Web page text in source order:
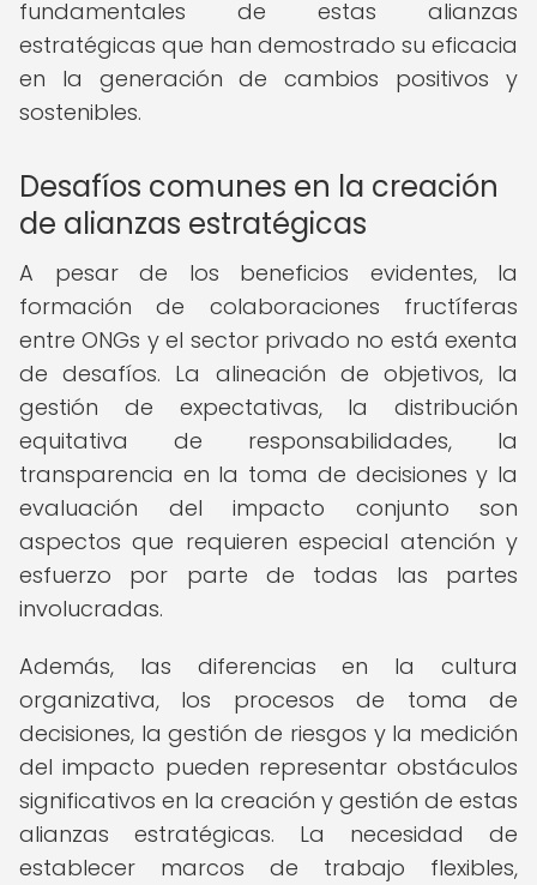
fundamentales de estas alianzas
estratégicas que han demostrado su eficacia
en la generación de cambios positivos y
sostenibles.
Desafíos comunes en la creación
de alianzas estratégicas
A pesar de los beneficios evidentes, la
formación de colaboraciones fructíferas
entre ONGs y el sector privado no está exenta
de desafíos. La alineación de objetivos, la
gestión de expectativas, la distribución
equitativa de responsabilidades, la
transparencia en la toma de decisiones y la
evaluación del impacto conjunto son
aspectos que requieren especial atención y
esfuerzo por parte de todas las partes
involucradas.
Además, las diferencias en la cultura
organizativa, los procesos de toma de
decisiones, la gestión de riesgos y la medición
del impacto pueden representar obstáculos
significativos en la creación y gestión de estas
alianzas estratégicas. La necesidad de
establecer marcos de trabajo flexibles,